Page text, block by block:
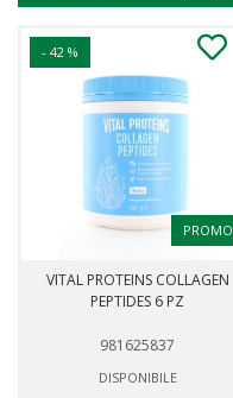
- 42 %
PROMO
VITAL PROTEINS COLLAGEN
PEPTIDES 6 PZ
981625837
DISPONIBILE